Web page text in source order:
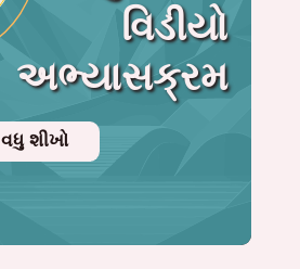
વિડીયો
અભ્યાસક્રમ
વધુ શીખો